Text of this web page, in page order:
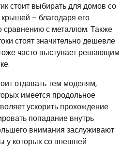
стоит выбирать для домов со
– благодаря его
сравнению с металлом. Также
стоят значительно дешевле
часто выступает решающим
отдавать тем моделям,
имеется продольное
ускорить прохождение
попадание внутрь
внимания заслуживают
у которых со внешней